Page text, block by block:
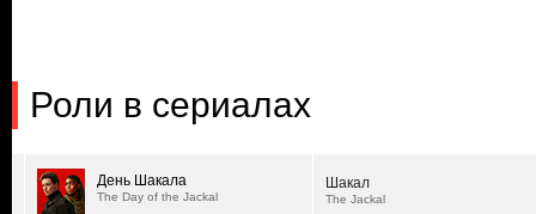
Роли в сериалах
День Шакала
The Day of the Jackal
Шакал
The Jackal